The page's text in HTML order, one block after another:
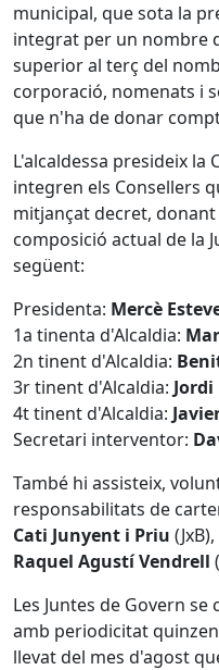
municipal, que sota la
integrat per un nombre
superior al terç del
corporació, nomenats i
que n'ha de donar
L'alcaldessa presideix la
integren els Consellers
mitjançat decret,
composició actual de la
següent:
Presidenta: Mercè
1a tinenta d'Alcaldia:
2n tinent d'Alcaldia:
3r tinent d'Alcaldia:
4t tinent d'Alcaldia:
Secretari interventor:
També hi assisteix,
responsabilitats de
Cati Junyent i Priu
Raquel Agustí Vendrell
Les Juntes de Govern
amb periodicitat
llevat del mes d'agost